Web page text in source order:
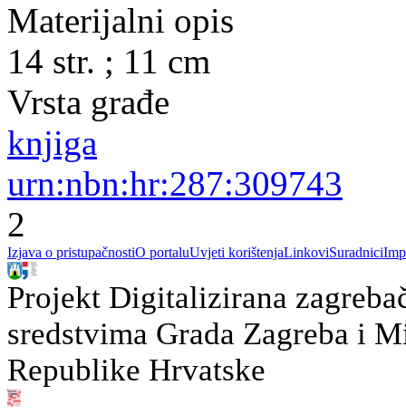
Materijalni opis
14 str. ; 11 cm
Vrsta građe
knjiga
urn:nbn:hr:287:309743
2
Izjava o pristupačnostiO portaluUvjeti korištenjaLinkoviSuradnici
Projekt Digitalizirana
sredstvima Grada Zagreba i
Republike Hrvatske